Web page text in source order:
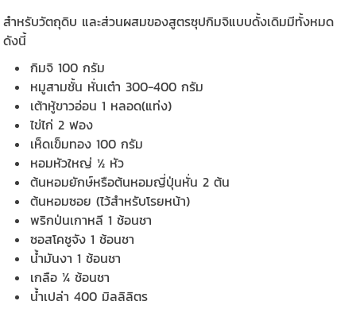
สำหรับวัตถุดิบ และส่วนผสมของสูตรซุปกิมจิแบบดั้งเดิมมีทั้งหมด
ดังนี้
กิมจิ 100 กรัม
หมูสามชั้น หั่นเต๋า 300-400 กรัม
เต้าหู้ขาวอ่อน 1 หลอด(แท่ง)
ไข่ไก่ 2 ฟอง
เห็ดเข็มทอง 100 กรัม
หอมหัวใหญ่ ½ หัว
ต้นหอมยักษ์หรือต้นหอมญี่ปุ่นหั่น 2 ต้น
ต้นหอมซอย (ไว้สำหรับโรยหน้า)
พริกป่นเกาหลี 1 ช้อนชา
ซอสโคชูจัง 1 ช้อนชา
น้ำมันงา 1 ช้อนชา
เกลือ ¼ ช้อนชา
น้ำเปล่า 400 มิลลิลิตร